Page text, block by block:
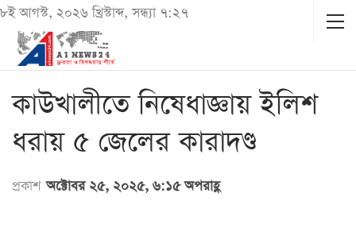
৮ই আগস্ট, ২০২৬ খ্রিস্টাব্দ, সন্ধ্যা ৭:২৭
কাউখালীতে নিষেধাজ্ঞায় ইলিশ
ধরায় ৫ জেলের কারাদণ্ড
প্রকাশ অক্টোবর ২৫, ২০২৫, ৬:১৫ অপরাহ্ণ